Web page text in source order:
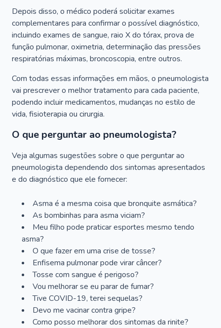
Depois disso, o médico poderá solicitar exames
complementares para confirmar o possível diagnóstico,
incluindo exames de sangue, raio X do tórax, prova de
função pulmonar, oximetria, determinação das pressões
respiratórias máximas, broncoscopia, entre outros.
Com todas essas informações em mãos, o pneumologista
vai prescrever o melhor tratamento para cada paciente,
podendo incluir medicamentos, mudanças no estilo de
vida, fisioterapia ou cirurgia.
O que perguntar ao pneumologista?
Veja algumas sugestões sobre o que perguntar ao
pneumologista dependendo dos sintomas apresentados
e do diagnóstico que ele fornecer:
Asma é a mesma coisa que bronquite asmática?
As bombinhas para asma viciam?
Meu filho pode praticar esportes mesmo tendo
asma?
O que fazer em uma crise de tosse?
Enfisema pulmonar pode virar câncer?
Tosse com sangue é perigoso?
Vou melhorar se eu parar de fumar?
Tive COVID-19, terei sequelas?
Devo me vacinar contra gripe?
Como posso melhorar dos sintomas da rinite?